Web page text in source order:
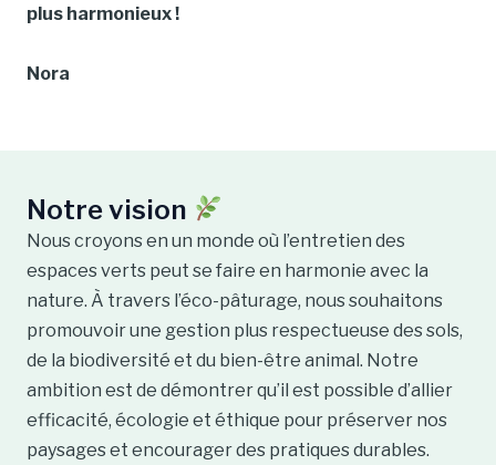
plus harmonieux !
Nora
Notre vision
Nous croyons en un monde où l’entretien des
espaces verts peut se faire en harmonie avec la
nature. À travers l’éco-pâturage, nous souhaitons
promouvoir une gestion plus respectueuse des sols,
de la biodiversité et du bien-être animal. Notre
ambition est de démontrer qu’il est possible d’allier
efficacité, écologie et éthique pour préserver nos
paysages et encourager des pratiques durables.